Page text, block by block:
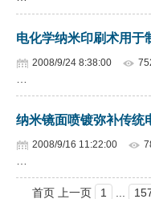
电化学纳米印刷术用于
2008/9/24 8:38:00
纳米镜面喷镀弥补传统
2008/9/16 11:22:00
首页 上一页 1